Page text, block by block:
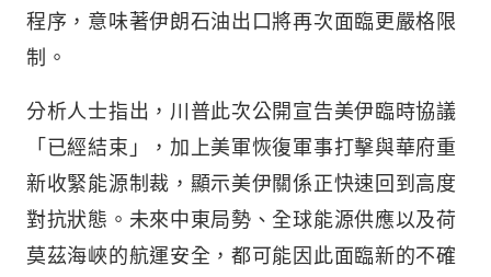
程序，意味著伊朗石油出口將再次面臨更嚴格限
制。
分析人士指出，川普此次公開宣告美伊臨時協議
「已經結束」，加上美軍恢復軍事打擊與華府重
新收緊能源制裁，顯示美伊關係正快速回到高度
對抗狀態。未來中東局勢、全球能源供應以及荷
莫茲海峽的航運安全，都可能因此面臨新的不確